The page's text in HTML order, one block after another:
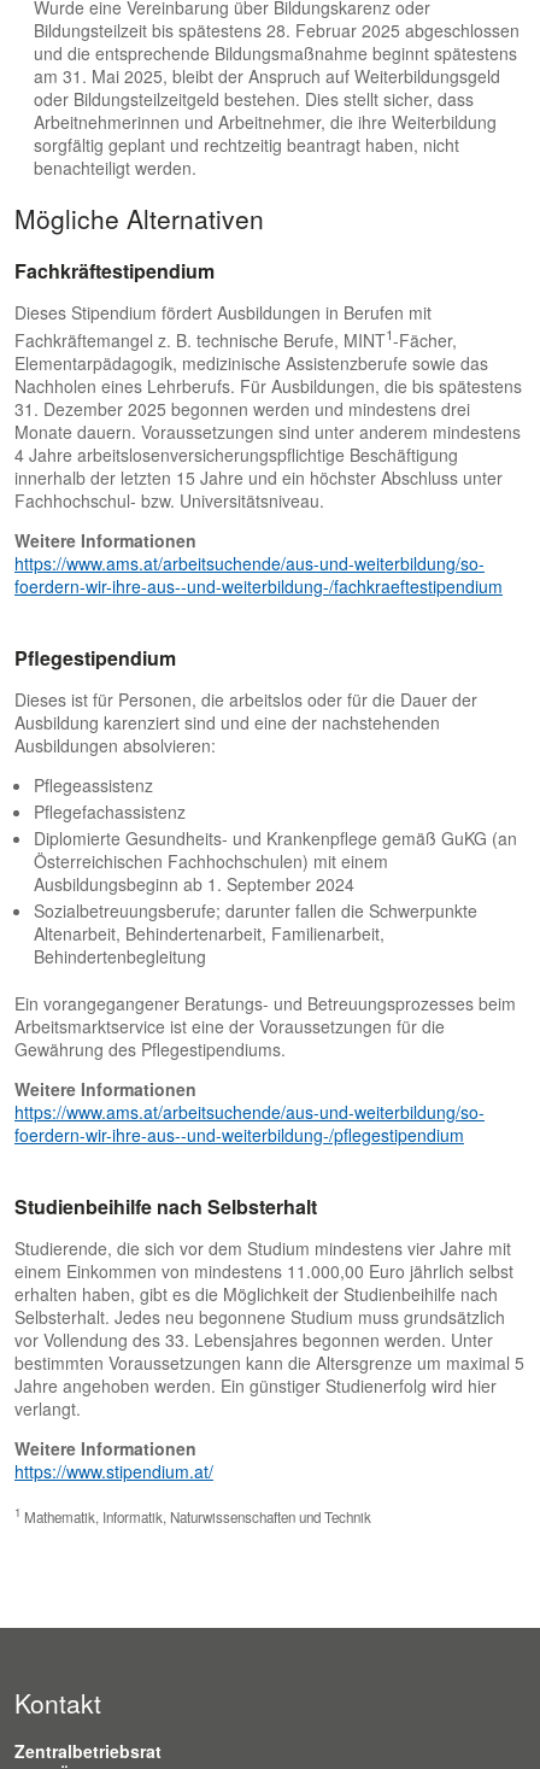
Wurde eine Vereinbarung über Bildungskarenz oder
Bildungsteilzeit bis spätestens 28. Februar 2025 abgeschlossen
und die entsprechende Bildungsmaßnahme beginnt spätestens
am 31. Mai 2025, bleibt der Anspruch auf Weiterbildungsgeld
oder Bildungsteilzeitgeld bestehen. Dies stellt sicher, dass
Arbeitnehmerinnen und Arbeitnehmer, die ihre Weiterbildung
sorgfältig geplant und rechtzeitig beantragt haben, nicht
benachteiligt werden.
Mögliche Alternativen
Fachkräftestipendium
Dieses Stipendium fördert Ausbildungen in Berufen mit
Fachkräftemangel z. B. technische Berufe, MINT1-Fächer,
Elementarpädagogik, medizinische Assistenzberufe sowie das
Nachholen eines Lehrberufs. Für Ausbildungen, die bis spätestens
31. Dezember 2025 begonnen werden und mindestens drei
Monate dauern. Voraussetzungen sind unter anderem mindestens
4 Jahre arbeitslosenversicherungspflichtige Beschäftigung
innerhalb der letzten 15 Jahre und ein höchster Abschluss unter
Fachhochschul- bzw. Universitätsniveau.
Weitere Informationen
https://www.ams.at/arbeitsuchende/aus-und-weiterbildung/so-
foerdern-wir-ihre-aus--und-weiterbildung-/fachkraeftestipendium
Pflegestipendium
Dieses ist für Personen, die arbeitslos oder für die Dauer der
Ausbildung karenziert sind und eine der nachstehenden
Ausbildungen absolvieren:
Pflegeassistenz
Pflegefachassistenz
Diplomierte Gesundheits- und Krankenpflege gemäß GuKG (an
Österreichischen Fachhochschulen) mit einem
Ausbildungsbeginn ab 1. September 2024
Sozialbetreuungsberufe; darunter fallen die Schwerpunkte
Altenarbeit, Behindertenarbeit, Familienarbeit,
Behindertenbegleitung
Ein vorangegangener Beratungs- und Betreuungsprozesses beim
Arbeitsmarktservice ist eine der Voraussetzungen für die
Gewährung des Pflegestipendiums.
Weitere Informationen
https://www.ams.at/arbeitsuchende/aus-und-weiterbildung/so-
foerdern-wir-ihre-aus--und-weiterbildung-/pflegestipendium
Studienbeihilfe nach Selbsterhalt
Studierende, die sich vor dem Studium mindestens vier Jahre mit
einem Einkommen von mindestens 11.000,00 Euro jährlich selbst
erhalten haben, gibt es die Möglichkeit der Studienbeihilfe nach
Selbsterhalt. Jedes neu begonnene Studium muss grundsätzlich
vor Vollendung des 33. Lebensjahres begonnen werden. Unter
bestimmten Voraussetzungen kann die Altersgrenze um maximal 5
Jahre angehoben werden. Ein günstiger Studienerfolg wird hier
verlangt.
Weitere Informationen
https://www.stipendium.at/
1 Mathematik, Informatik, Naturwissenschaften und Technik
Kontakt
Zentralbetriebsrat